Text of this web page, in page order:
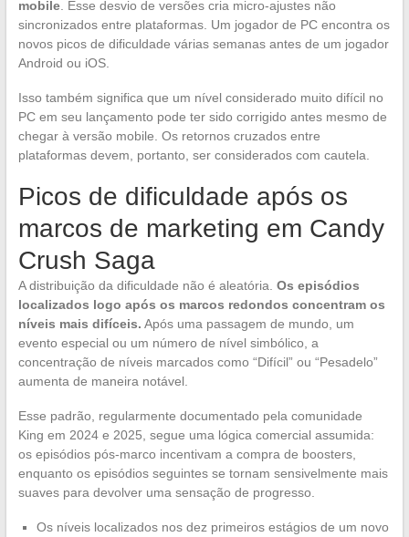
mobile. Esse desvio de versões cria micro-ajustes não
sincronizados entre plataformas. Um jogador de PC encontra os
novos picos de dificuldade várias semanas antes de um jogador
Android ou iOS.
Isso também significa que um nível considerado muito difícil no
PC em seu lançamento pode ter sido corrigido antes mesmo de
chegar à versão mobile. Os retornos cruzados entre
plataformas devem, portanto, ser considerados com cautela.
Picos de dificuldade após os
marcos de marketing em Candy
Crush Saga
A distribuição da dificuldade não é aleatória. Os episódios
localizados logo após os marcos redondos concentram os
níveis mais difíceis. Após uma passagem de mundo, um
evento especial ou um número de nível simbólico, a
concentração de níveis marcados como “Difícil” ou “Pesadelo”
aumenta de maneira notável.
Esse padrão, regularmente documentado pela comunidade
King em 2024 e 2025, segue uma lógica comercial assumida:
os episódios pós-marco incentivam a compra de boosters,
enquanto os episódios seguintes se tornam sensivelmente mais
suaves para devolver uma sensação de progresso.
Os níveis localizados nos dez primeiros estágios de um novo